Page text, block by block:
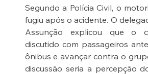
Segundo a Polícia Civil, o
fugiu após o acidente. O
Assunção explicou que o
discutido com passageiros
ônibus e avançar contra o
discussão seria a percepção